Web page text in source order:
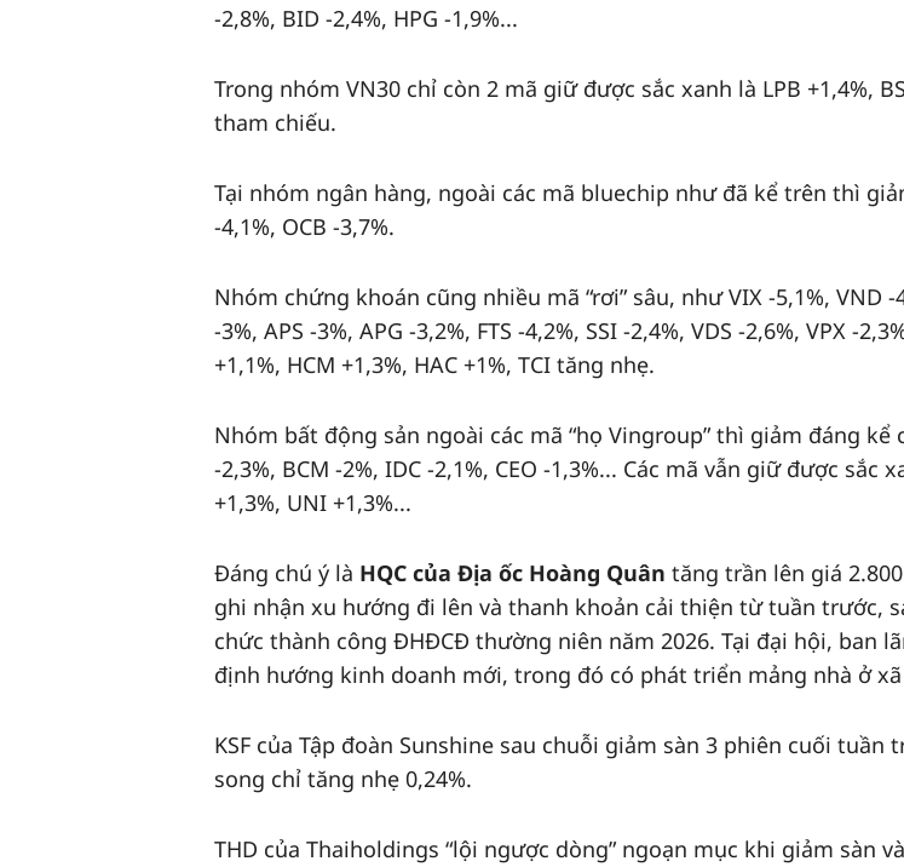
-2,8%, BID -2,4%, HPG -1,9%...
Trong nhóm VN30 chỉ còn 2 mã giữ được sắc xanh là LPB +1,4%,
tham chiếu.
Tại nhóm ngân hàng, ngoài các mã bluechip như đã kể trên thì
-4,1%, OCB -3,7%.
Nhóm chứng khoán cũng nhiều mã “rơi” sâu, như VIX -5,1%, VND -
-3%, APS -3%, APG -3,2%, FTS -4,2%, SSI -2,4%, VDS -2,6%, VPX -
+1,1%, HCM +1,3%, HAC +1%, TCI tăng nhẹ.
Nhóm bất động sản ngoài các mã “họ Vingroup” thì giảm đáng kể
-2,3%, BCM -2%, IDC -2,1%, CEO -1,3%... Các mã vẫn giữ được sắc
+1,3%, UNI +1,3%...
Đáng chú ý là HQC của Địa ốc Hoàng Quân tăng trần lên giá
ghi nhận xu hướng đi lên và thanh khoản cải thiện từ tuần trước,
chức thành công ĐHĐCĐ thường niên năm 2026. Tại đại hội, ban
định hướng kinh doanh mới, trong đó có phát triển mảng nhà ở
KSF của Tập đoàn Sunshine sau chuỗi giảm sàn 3 phiên cuối tuần
song chỉ tăng nhẹ 0,24%.
THD của Thaiholdings “lội ngược dòng” ngoạn mục khi giảm sàn